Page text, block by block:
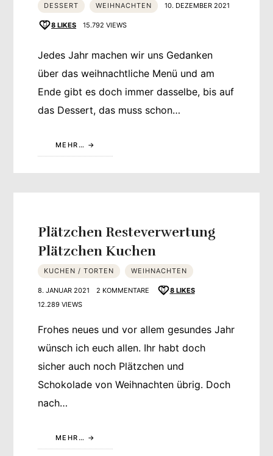
DESSERT WEIHNACHTEN 10. DEZEMBER 2021
8 LIKES 15.792 VIEWS
Jedes Jahr machen wir uns Gedanken
über das weihnachtliche Menü und am
Ende gibt es doch immer dasselbe, bis auf
das Dessert, das muss schon…
MEHR…
Plätzchen Resteverwertung
Plätzchen Kuchen
KUCHEN / TORTEN WEIHNACHTEN
8. JANUAR 2021 2 KOMMENTARE 8 LIKES
12.289 VIEWS
Frohes neues und vor allem gesundes Jahr
wünsch ich euch allen. Ihr habt doch
sicher auch noch Plätzchen und
Schokolade von Weihnachten übrig. Doch
nach…
MEHR…